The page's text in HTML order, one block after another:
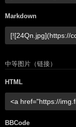
Markdown
中等图片（链接）
HTML
BBCode